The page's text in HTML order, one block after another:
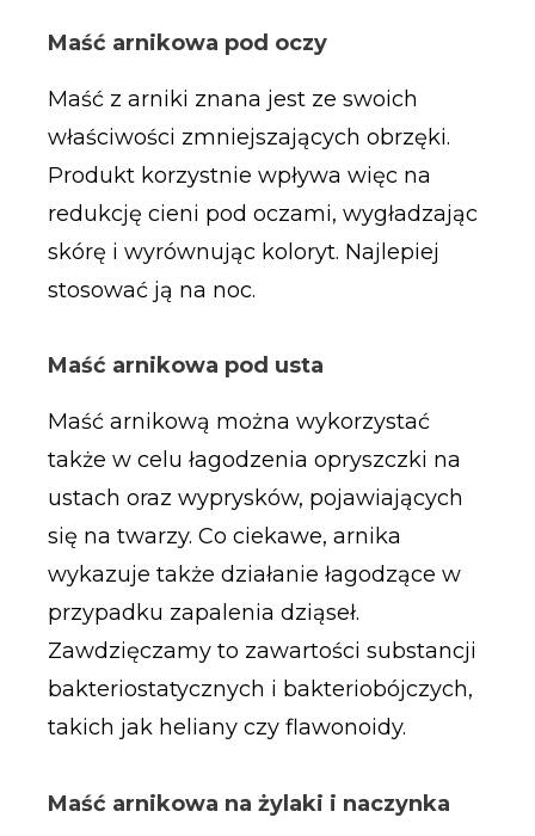
Maść arnikowa pod oczy
Maść z arniki znana jest ze swoich
właściwości zmniejszających obrzęki.
Produkt korzystnie wpływa więc na
redukcję cieni pod oczami, wygładzając
skórę i wyrównując koloryt. Najlepiej
stosować ją na noc.
Maść arnikowa pod usta
Maść arnikową można wykorzystać
także w celu łagodzenia opryszczki na
ustach oraz wyprysków, pojawiających
się na twarzy. Co ciekawe, arnika
wykazuje także działanie łagodzące w
przypadku zapalenia dziąseł.
Zawdzięczamy to zawartości substancji
bakteriostatycznych i bakteriobójczych,
takich jak heliany czy flawonoidy.
Maść arnikowa na żylaki i naczynka